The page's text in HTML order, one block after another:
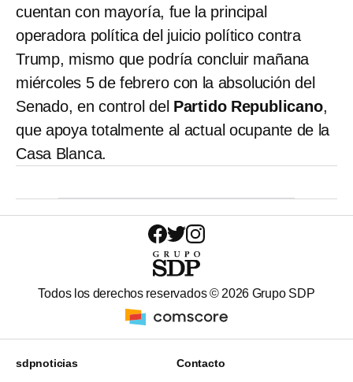
cuentan con mayoría, fue la principal
operadora política del juicio político contra
Trump, mismo que podría concluir mañana
miércoles 5 de febrero con la absolución del
Senado, en control del Partido Republicano,
que apoya totalmente al actual ocupante de la
Casa Blanca.
Todos los derechos reservados © 2026 Grupo SDP
sdpnoticias Contacto